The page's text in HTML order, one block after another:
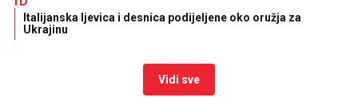
Italijanska ljevica i desnica podijeljene oko oružja za
Ukrajinu
Vidi sve